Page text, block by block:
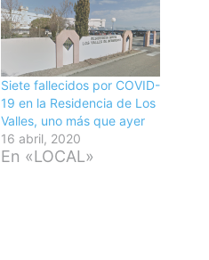
Siete fallecidos por COVID-
19 en la Residencia de Los
Valles, uno más que ayer
16 abril, 2020
En «LOCAL»